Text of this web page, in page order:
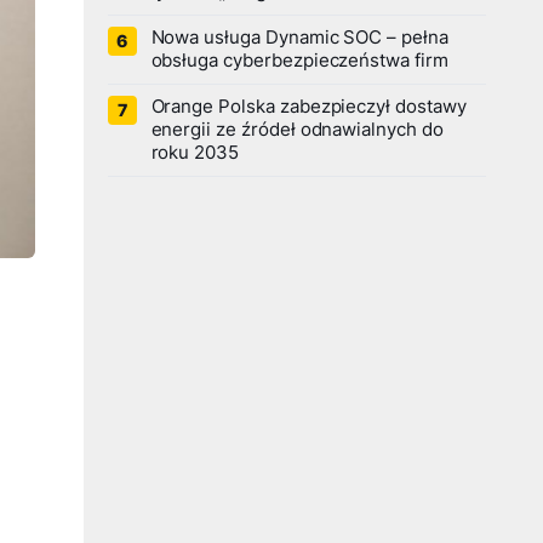
Nowa usługa Dynamic SOC – pełna
obsługa cyberbezpieczeństwa firm
Orange Polska zabezpieczył dostawy
energii ze źródeł odnawialnych do
roku 2035